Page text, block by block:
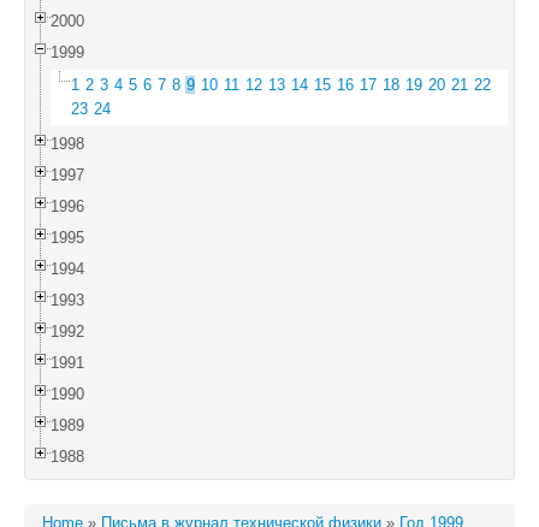
2000
1999
1 2 3 4 5 6 7 8 9 10 11 12 13 14 15 16 17 18 19 20 21 22
23 24
1998
1997
1996
1995
1994
1993
1992
1991
1990
1989
1988
Home » Письма в журнал технической физики » Год 1999,